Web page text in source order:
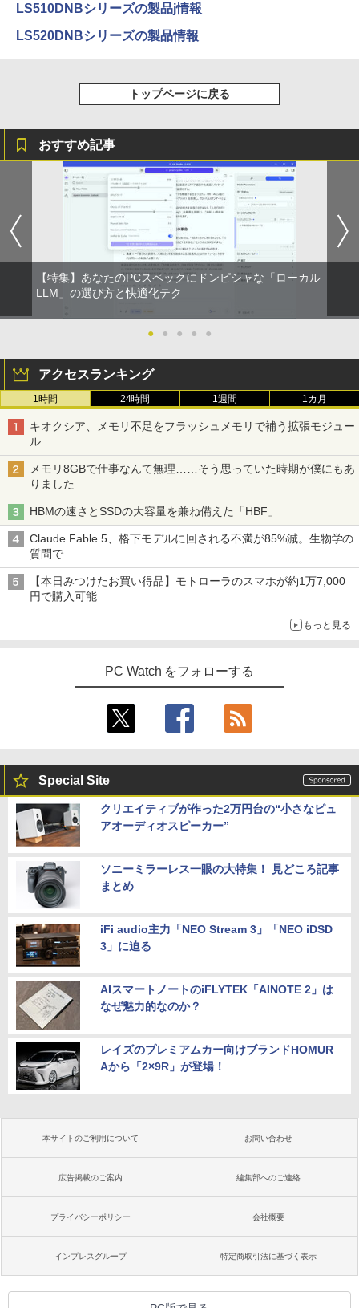
達する 人体ドローイングのコツ390 [ TA
イッター X エックス コミック アニメ 漫
画 セット 全巻 ギフト 贈り物 プレゼント
クリスマス
￥8,525
ROCKIN'ON JAPAN (ロッキング・オ
ン・ジャパン) 2026年 10月号
Anker Soundcore Liberty 5 ミッドナイトブ
【2026年アップグレード版】AOKIMI ワイヤ
セリング 自動ペアリング Type-C充電 マイク
付き 防水 タッチ式音量調整 スポーツ/通勤/通
学/WEB会議 6.0(オフホワイト)
￥2,599
Xiaomi シャオミ REDMI Buds 8 Lite ワイヤ
レスイヤホン Bluetooth 5.4 ノイズキャンセ
リング ANC 36時間再生
￥3,480
On My Road (Stadium ver.)
￥250
On My Road (Stadium ver.)
BUGS LIFE
￥250
￥1,625
コカ・コーラ やかんの麦茶 from 爽健美茶 ラ
ベルレス 650mlPET×24本
￥2,009
ONE PIECE モノクロ版 115 (ジャンプコミッ
HUNTER×HUNTER モノクロ版 39 (ジャンプ
スーパーの裏でヤニ吸うふたり 9巻 (デジタル
版ビッグガンガンコミックス)
￥810
LS510DNBシリーズの製品j情報
LS520DNBシリーズの製品情報
トップページに戻る
おすすめ記事
【特集】あなたのPCスペックにドンピシャな「ローカル
LLM」の選び方と快適化テク
● ● ● ● ●
アクセスランキング
1時間 24時間 1週間 1カ月
キオクシア、メモリ不足をフラッシュメモリで補う拡張モジュー
ル
メモリ8GBで仕事なんて無理……そう思っていた時期が僕にもあ
りました
HBMの速さとSSDの大容量を兼ね備えた「HBF」
Claude Fable 5、格下モデルに回される不満が85%減。生物学の
質問で
【本日みつけたお買い得品】モトローラのスマホが約1万7,000
円で購入可能
もっと見る
PC Watch をフォローする
Special Site
クリエイティブが作った2万円台の“小さなピュ
アオーディオスピーカー”
ソニーミラーレス一眼の大特集！ 見どころ記事
まとめ
iFi audio主力「NEO Stream 3」「NEO iDSD
3」に迫る
AIスマートノートのiFLYTEK「AINOTE 2」は
なぜ魅力的なのか？
レイズのプレミアムカー向けブランドHOMUR
Aから「2×9R」が登場！
本サイトのご利用について お問い合わせ
広告掲載のご案内 編集部へのご連絡
プライバシーポリシー 会社概要
インプレスグループ 特定商取引法に基づく表示